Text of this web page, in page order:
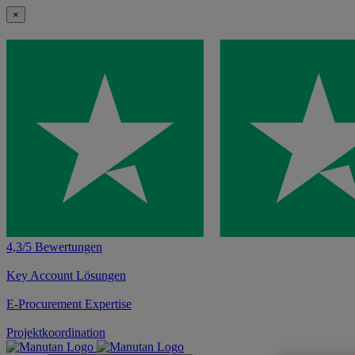
×
4,3/5 Bewertungen
Key Account Lösungen
E-Procurement Expertise
Projektkoordination